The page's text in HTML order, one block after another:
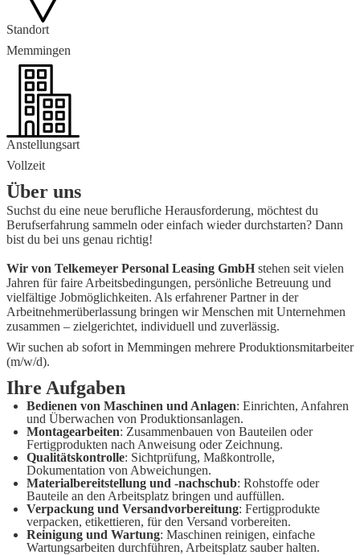
Standort
Memmingen
Anstellungsart
Vollzeit
Über uns
Suchst du eine neue berufliche Herausforderung, möchtest du
Berufserfahrung sammeln oder einfach wieder durchstarten? Dann
bist du bei uns genau richtig!
Wir von Telkemeyer Personal Leasing GmbH stehen seit vielen
Jahren für faire Arbeitsbedingungen, persönliche Betreuung und
vielfältige Jobmöglichkeiten. Als erfahrener Partner in der
Arbeitnehmerüberlassung bringen wir Menschen mit Unternehmen
zusammen – zielgerichtet, individuell und zuverlässig.
Wir suchen ab sofort in Memmingen mehrere Produktionsmitarbeiter
(m/w/d).
Ihre Aufgaben
Bedienen von Maschinen und Anlagen: Einrichten, Anfahren
und Überwachen von Produktionsanlagen.
Montagearbeiten: Zusammenbauen von Bauteilen oder
Fertigprodukten nach Anweisung oder Zeichnung.
Qualitätskontrolle: Sichtprüfung, Maßkontrolle,
Dokumentation von Abweichungen.
Materialbereitstellung und -nachschub: Rohstoffe oder
Bauteile an den Arbeitsplatz bringen und auffüllen.
Verpackung und Versandvorbereitung: Fertigprodukte
verpacken, etikettieren, für den Versand vorbereiten.
Reinigung und Wartung: Maschinen reinigen, einfache
Wartungsarbeiten durchführen, Arbeitsplatz sauber halten.